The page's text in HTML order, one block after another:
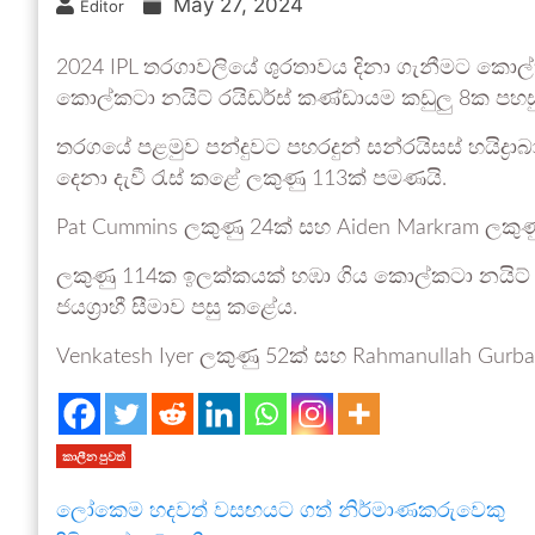
Editor May 27, 2024
2024 IPL තරගාවලියේ ශුරතාවය දිනා ගැනීමට
කොල්කටා නයිට් රයිඩර්ස් කණ්ඩායම කඩුලු 8ක පහසු
තරගයේ පළමුව පන්දුවට පහරදුන් සන්රයිසස්
දෙනා දැවී රැස් කළේ ලකුණු 113ක් පමණයි.
Pat Cummins ලකුණු 24ක් සහ Aiden Markram
ලකුණු 114ක ඉලක්කයක් හඹා ගිය කොල්කටා නයිට්
ජයග්‍රාහී සීමාව පසු කළේය.
Venkatesh Iyer ලකුණු 52ක් සහ Rahmanullah
කාලීන පුවත්
ලෝකෙම හදවත් වසඟයට ගත් නිර්මාණකරුවෙකු